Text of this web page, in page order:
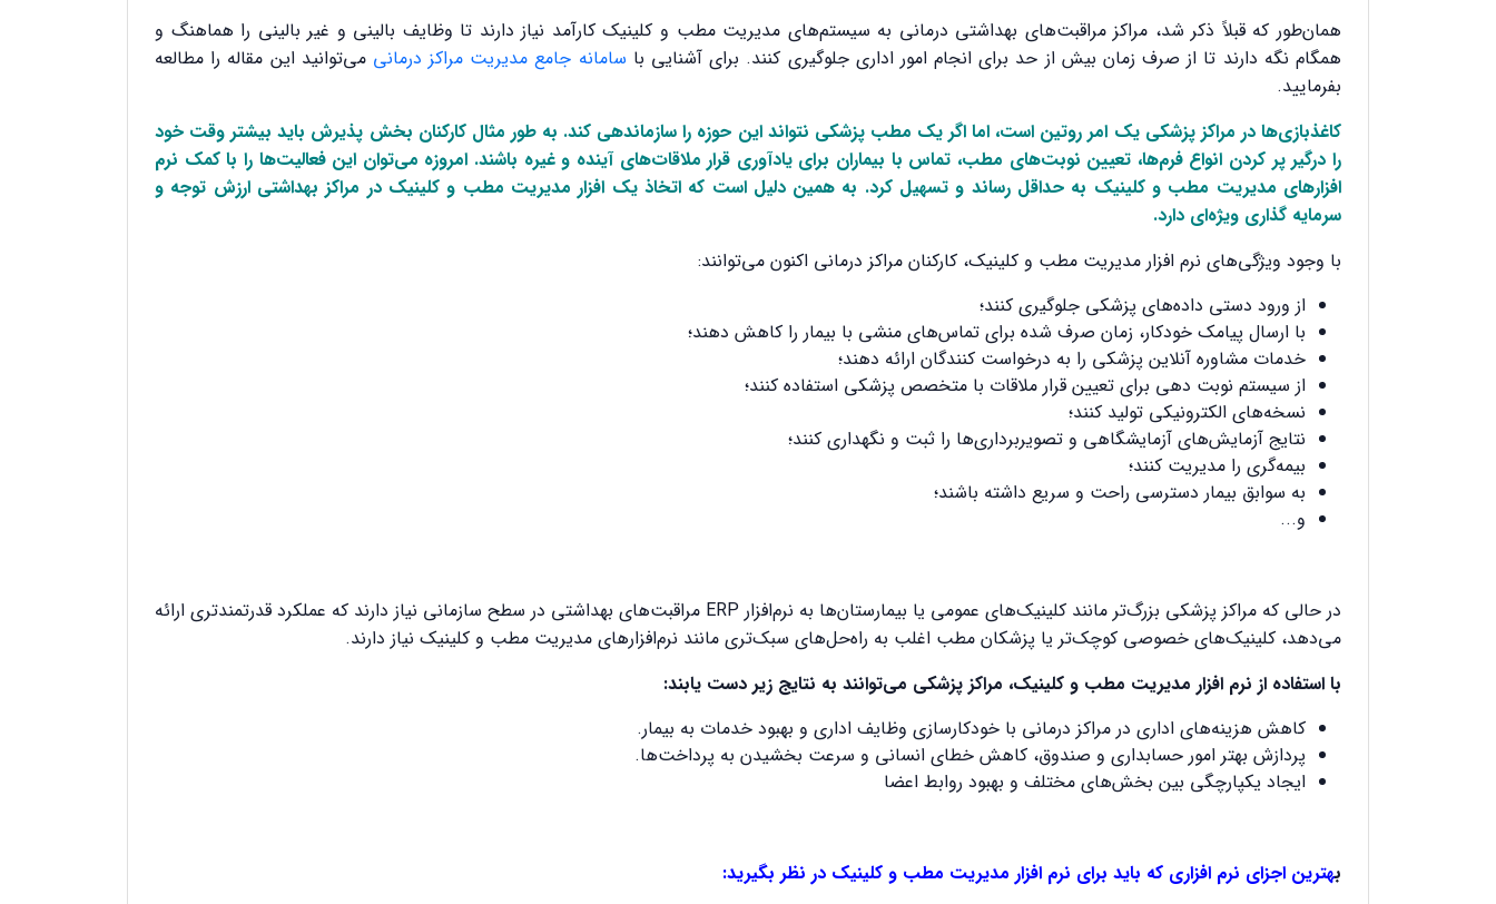
همان‌طور که قبلاً ذکر شد، مراکز مراقبت‌های بهداشتی درمانی به سیستم‌های مدیریت مطب و کلینیک کارآمد نیاز دارند تا وظایف بالینی و غیر بالینی را هماهنگ و
همگام نگه دارند تا از صرف زمان بیش از حد برای انجام امور اداری جلوگیری کنند. برای آشنایی با سامانه جامع مدیریت مراکز درمانی می‌توانید این مقاله را مطالعه
بفرمایید.
کاغذبازی‌ها در مراکز پزشکی یک امر روتین است، اما اگر یک مطب پزشکی نتواند این حوزه را سازماندهی کند. به طور مثال کارکنان بخش پذیرش باید بیشتر وقت خود
را درگیر پر کردن انواع فرم‌ها، تعیین نوبت‌های مطب، تماس با بیماران برای یادآوری قرار ملاقات‌های آینده و غیره باشند. امروزه می‌توان این فعالیت‌ها را با کمک نرم
افزارهای مدیریت مطب و کلینیک به حداقل رساند و تسهیل کرد. به همین دلیل است که اتخاذ یک افزار مدیریت مطب و کلینیک در مراکز بهداشتی ارزش توجه و
سرمایه گذاری ویژه‌ای دارد.
با وجود ویژگی‌های نرم افزار مدیریت مطب و کلینیک، کارکنان مراکز درمانی اکنون می‌توانند:
از ورود دستی داده‌های پزشکی جلوگیری کنند؛
با ارسال پیامک خودکار، زمان صرف شده برای تماس‌های منشی با بیمار را کاهش دهند؛
خدمات مشاوره آنلاین پزشکی را به درخواست کنندگان ارائه دهند؛
از سیستم نوبت دهی برای تعیین قرار ملاقات با متخصص پزشکی استفاده کنند؛
نسخه‌های الکترونیکی تولید کنند؛
نتایج آزمایش‌های آزمایشگاهی و تصویربرداری‌ها را ثبت و نگهداری کنند؛
بیمه‌گری را مدیریت کنند؛
به سوابق بیمار دسترسی راحت و سریع داشته باشند؛
و...
در حالی که مراکز پزشکی بزرگ‌تر مانند کلینیک‌های عمومی یا بیمارستان‌ها به نرم‌افزار ERP مراقبت‌های بهداشتی در سطح سازمانی نیاز دارند که عملکرد قدرتمندتری ارائه
می‌دهد، کلینیک‌های خصوصی کوچک‌تر یا پزشکان مطب اغلب به راه‌حل‌های سبک‌تری مانند نرم‌افزارهای مدیریت مطب و کلینیک نیاز دارند.
با استفاده از نرم افزار مدیریت مطب و کلینیک، مراکز پزشکی می‌توانند به نتایج زیر دست یابند:
کاهش هزینه‌های اداری در مراکز درمانی با خودکارسازی وظایف اداری و بهبود خدمات به بیمار.
پردازش بهتر امور حسابداری و صندوق، کاهش خطای انسانی و سرعت بخشیدن به پرداخت‌ها.
ایجاد یکپارچگی بین بخش‌های مختلف و بهبود روابط اعضا
بهترین اجزای نرم افزاری که باید برای نرم افزار مدیریت مطب و کلینیک در نظر بگیرید: